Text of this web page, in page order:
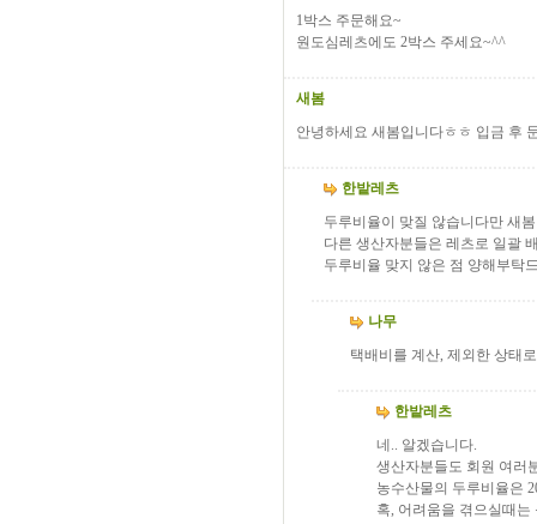
1박스 주문해요~
원도심레츠에도 2박스 주세요~^^
새봄
안녕하세요 새봄입니다ㅎㅎ 입금 후
한밭레츠
두루비율이 맞질 않습니다만 새
다른 생산자분들은 레츠로 일괄
두루비율 맞지 않은 점 양해부탁
나무
택배비를 계산, 제외한 상태
한밭레츠
네.. 알겠습니다.
생산자분들도 회원 여러
농수산물의 두루비율은
혹, 어려움을 겪으실때